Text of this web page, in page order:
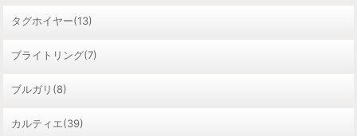
タグホイヤー(13)
ブライトリング(7)
ブルガリ(8)
カルティエ(39)